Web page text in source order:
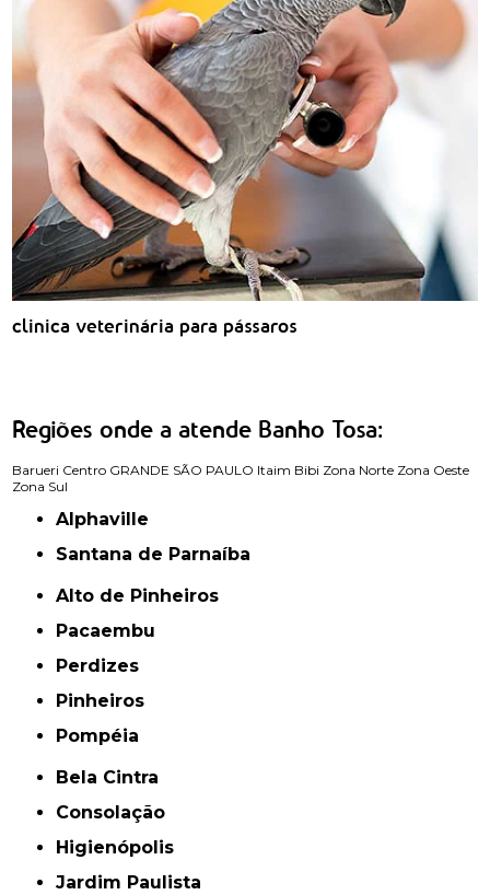
clinica veterinária para pássaros
Regiões onde a atende Banho Tosa:
Barueri Centro GRANDE SÃO PAULO Itaim Bibi Zona Norte Zona Oeste
Zona Sul
Alphaville
Santana de Parnaíba
Alto de Pinheiros
Pacaembu
Perdizes
Pinheiros
Pompéia
Bela Cintra
Consolação
Higienópolis
Jardim Paulista